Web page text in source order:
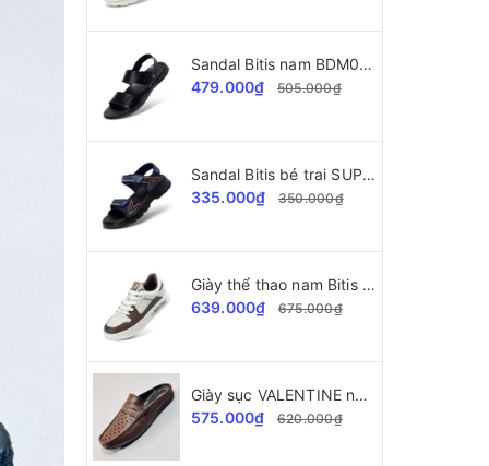
Sandal Bitis nam BDM002177 da cao cấp
479.000₫
505.000₫
Sandal Bitis bé trai SUPERSTAR Collection BPB000500
335.000₫
350.000₫
Giày thể thao nam Bitis Helio Teen BSB007402
639.000₫
675.000₫
Giày sục VALENTINE nam VLT38445 da bò cao cấp
575.000₫
620.000₫